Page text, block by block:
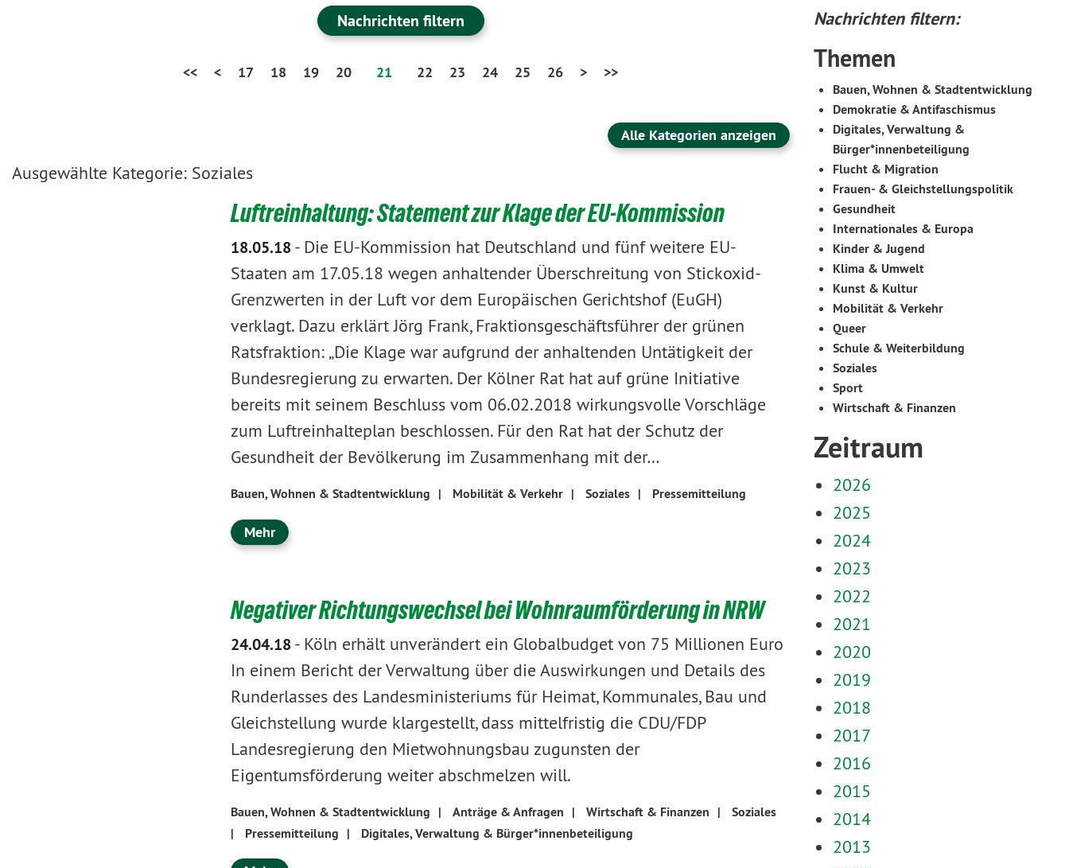
Nachrichten filtern
<< < 17 18 19 20 21 22 23 24 25 26 > >>
Alle Kategorien anzeigen
Ausgewählte Kategorie: Soziales
Luftreinhaltung: Statement zur Klage der EU-Kommission
18.05.18- Die EU-Kommission hat Deutschland und fünf weitere EU-
Staaten am 17.05.18 wegen anhaltender Überschreitung von Stickoxid-
Grenzwerten in der Luft vor dem Europäischen Gerichtshof (EuGH)
verklagt. Dazu erklärt Jörg Frank, Fraktionsgeschäftsführer der grünen
Ratsfraktion: „Die Klage war aufgrund der anhaltenden Untätigkeit der
Bundesregierung zu erwarten. Der Kölner Rat hat auf grüne Initiative
bereits mit seinem Beschluss vom 06.02.2018 wirkungsvolle Vorschläge
zum Luftreinhalteplan beschlossen. Für den Rat hat der Schutz der
Gesundheit der Bevölkerung im Zusammenhang mit der…
Bauen, Wohnen & Stadtentwicklung | Mobilität & Verkehr | Soziales | Pressemitteilung
Mehr
Negativer Richtungswechsel bei Wohnraumförderung in NRW
24.04.18- Köln erhält unverändert ein Globalbudget von 75 Millionen Euro
In einem Bericht der Verwaltung über die Auswirkungen und Details des
Runderlasses des Landesministeriums für Heimat, Kommunales, Bau und
Gleichstellung wurde klargestellt, dass mittelfristig die CDU/FDP
Landesregierung den Mietwohnungsbau zugunsten der
Eigentumsförderung weiter abschmelzen will.
Bauen, Wohnen & Stadtentwicklung | Anträge & Anfragen | Wirtschaft & Finanzen |
Soziales
|
Pressemitteilung | Digitales, Verwaltung & Bürger*innenbeteiligung
Nachrichten filtern:
Themen
Bauen, Wohnen & Stadtentwicklung
Demokratie & Antifaschismus
Digitales, Verwaltung &
Bürger*innenbeteiligung
Flucht & Migration
Frauen- & Gleichstellungspolitik
Gesundheit
Internationales & Europa
Kinder & Jugend
Klima & Umwelt
Kunst & Kultur
Mobilität & Verkehr
Queer
Schule & Weiterbildung
Soziales
Sport
Wirtschaft & Finanzen
Zeitraum
2026
2025
2024
2023
2022
2021
2020
2019
2018
2017
2016
2015
2014
2013